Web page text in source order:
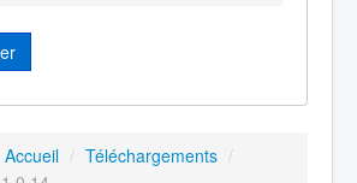
Accueil / Téléchargements /